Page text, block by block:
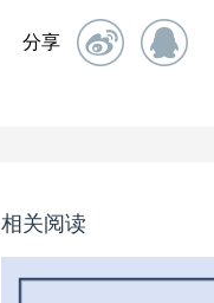
分享
相关阅读